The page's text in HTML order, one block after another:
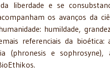
liberdade e se
os avanços da
humildade,
referenciais da bioética:
(phronesis e sophrosyne),